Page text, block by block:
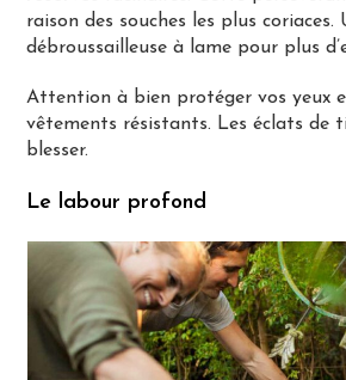
raison des souches les plus coriaces.
débroussailleuse à lame pour plus
Attention à bien protéger vos yeux
vêtements résistants. Les éclats de
blesser.
Le labour profond